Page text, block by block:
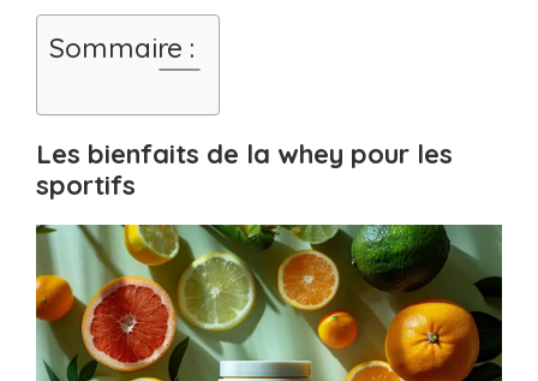
Sommaire :
Les bienfaits de la whey pour les
sportifs